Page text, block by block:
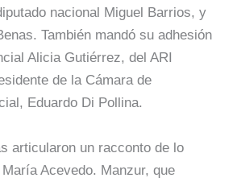
nacional Miguel Barrios, y
También mandó su adhesión
Alicia Gutiérrez, del ARI
de la Cámara de
Eduardo Di Pollina.
articularon un racconto de lo
Acevedo. Manzur, que